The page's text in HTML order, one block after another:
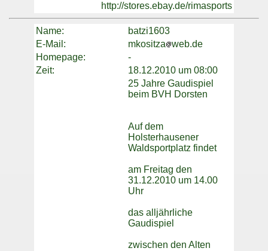
http://stores.ebay.de/rimasports
Name:
batzi1603
E-Mail:
mkositza
web.de
Homepage:
-
Zeit:
18.12.2010 um 08:00
25 Jahre Gaudispiel
beim BVH Dorsten
Auf dem
Holsterhausener
Waldsportplatz findet
am Freitag den
31.12.2010 um 14.00
Uhr
das alljährliche
Gaudispiel
zwischen den Alten